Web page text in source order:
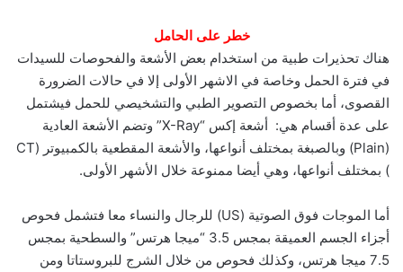
خطر على الحامل
هناك تحذيرات طبية من استخدام بعض الأشعة والفحوصات للسيدات
في فترة الحمل وخاصة في الاشهر الأولى إلا في حالات الضرورة
القصوى، أما بخصوص التصوير الطبي والتشخيصي للحمل فيشتمل
على عدة أقسام هي: أشعة إكس “X-Ray” وتضم الأشعة العادية
(Plain) وبالصبغة بمختلف أنواعها، والأشعة المقطعية بالكمبيوتر (CT
) بمختلف أنواعها، وهي أيضا ممنوعة خلال الأشهر الأولى.
أما الموجات فوق الصوتية (US) للرجال والنساء معا فتشمل فحوص
أجزاء الجسم العميقة بمجس 3.5 “ميجا هرتس” والسطحية بمجس
7.5 ميجا هرتس، وكذلك فحوص من خلال الشرج للبروستاتا ومن